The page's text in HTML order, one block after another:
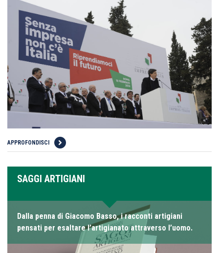
APPROFONDISCI
SAGGI ARTIGIANI
Dalla penna di Giacomo Basso, i racconti artigiani
pensati per esaltare l’artigianato attraverso l’uomo.